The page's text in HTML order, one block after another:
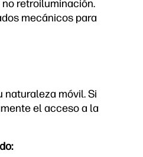
retroiluminación.
mecánicos para
naturaleza móvil. Si
el acceso a la